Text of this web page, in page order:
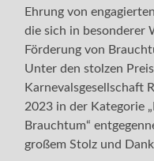
Ehrung von
die sich in besonderer
Förderung von
Unter den stolzen
Karnevalsgesellschaft
2023 in der Kategorie
Brauchtum“
großem Stolz und